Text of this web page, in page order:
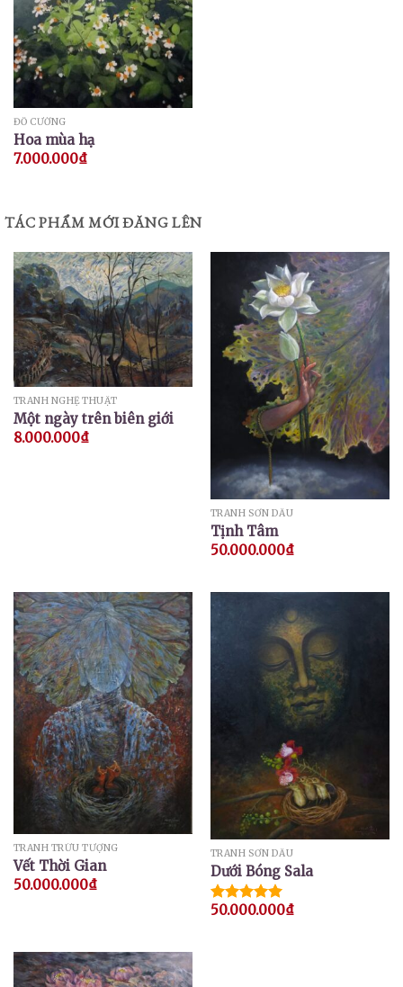
ĐỖ CƯỜNG
Hoa mùa hạ
7.000.000₫
TÁC PHẨM MỚI ĐĂNG LÊN
TRANH NGHỆ THUẬT
Một ngày trên biên giới
8.000.000₫
TRANH SƠN DẦU
Tịnh Tâm
50.000.000₫
TRANH TRỪU TƯỢNG
Vết Thời Gian
50.000.000₫
TRANH SƠN DẦU
Dưới Bóng Sala
Được xếp
50.000.000₫